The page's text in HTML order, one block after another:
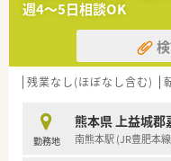
■スキルアップに意
向上心のある方を募
【詳しい店舗情報】
■こちらの薬局はJR
上益城郡嘉島町に位
■内科と眼科を応需
週4～5日相談OK
残業なし(ほぼなし含む)
勤務地
熊本県 上益城郡
南熊本駅 (JR豊肥本